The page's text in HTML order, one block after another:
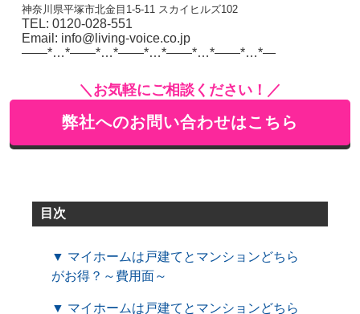
神奈川県平塚市北金目1-5-11 スカイヒルズ102
TEL: 0120-028-551
Email: info@living-voice.co.jp
——*…*——*…*——*…*——*…*——*…*—
＼お気軽にご相談ください！／
弊社へのお問い合わせはこちら
目次
▼ マイホームは戸建てとマンションどちら
がお得？～費用面～
▼ マイホームは戸建てとマンションどちら